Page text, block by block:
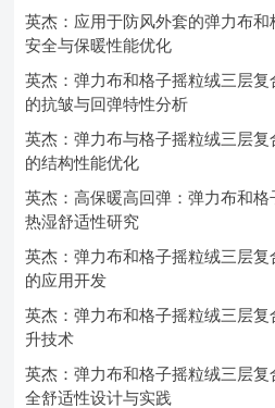
英杰：应用于防风外套的弹力布
安全与保暖性能优化
英杰：弹力布和格子摇粒绒三层
的抗皱与回弹特性分析
英杰：弹力布与格子摇粒绒三层
的结构性能优化
英杰：高保暖高回弹：弹力布和
热湿舒适性研究
英杰：弹力布和格子摇粒绒三层
的应用开发
英杰：弹力布和格子摇粒绒三层
升技术
英杰：弹力布和格子摇粒绒三层
全舒适性设计与实践